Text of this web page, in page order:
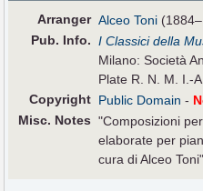
Arranger Alceo Toni
Pub. Info. I Classici della
Milano: Società
Plate R. N. M. I.-
Copyright Public Domain -
Misc. Notes "Composizioni
elaborate per
cura di Alceo Toni"